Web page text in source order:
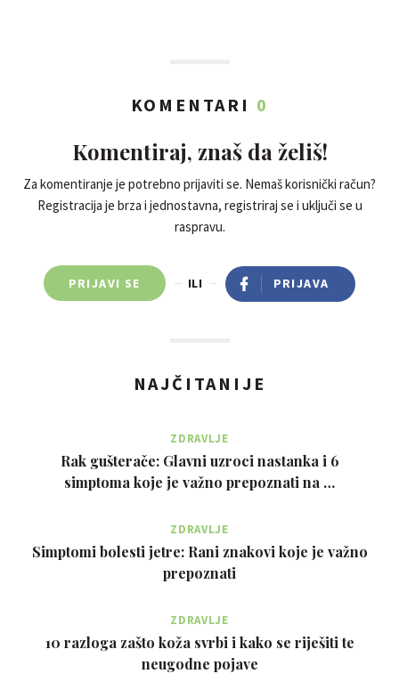
KOMENTARI 0
Komentiraj, znaš da želiš!
Za komentiranje je potrebno prijaviti se. Nemaš korisnički račun?
Registracija je brza i jednostavna, registriraj se i uključi se u
raspravu.
PRIJAVI SE ILI PRIJAVA
NAJČITANIJE
ZDRAVLJE
Rak gušterače: Glavni uzroci nastanka i 6
simptoma koje je važno prepoznati na …
ZDRAVLJE
Simptomi bolesti jetre: Rani znakovi koje je važno
prepoznati
ZDRAVLJE
10 razloga zašto koža svrbi i kako se riješiti te
neugodne pojave